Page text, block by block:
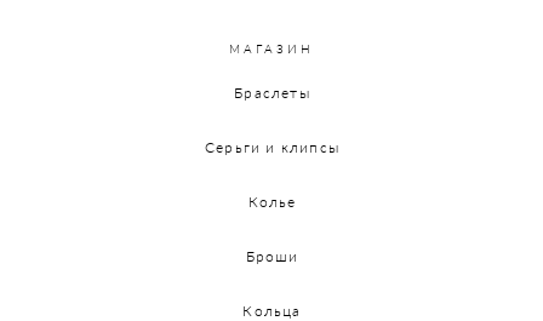
МАГАЗИН
Браслеты
Серьги и клипсы
Колье
Броши
Кольца